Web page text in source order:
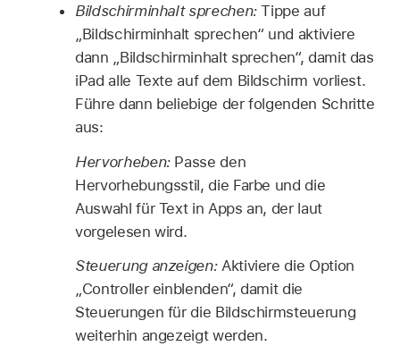
Bildschirminhalt sprechen:Tippe auf
„Bildschirminhalt sprechen“ und aktiviere
dann „Bildschirminhalt sprechen“, damit das
iPad alle Texte auf dem Bildschirm vorliest.
Führe dann beliebige der folgenden Schritte
aus:
Hervorheben:Passe den
Hervorhebungsstil, die Farbe und die
Auswahl für Text in Apps an, der laut
vorgelesen wird.
Steuerung anzeigen:Aktiviere die Option
„Controller einblenden“, damit die
Steuerungen für die Bildschirmsteuerung
weiterhin angezeigt werden.